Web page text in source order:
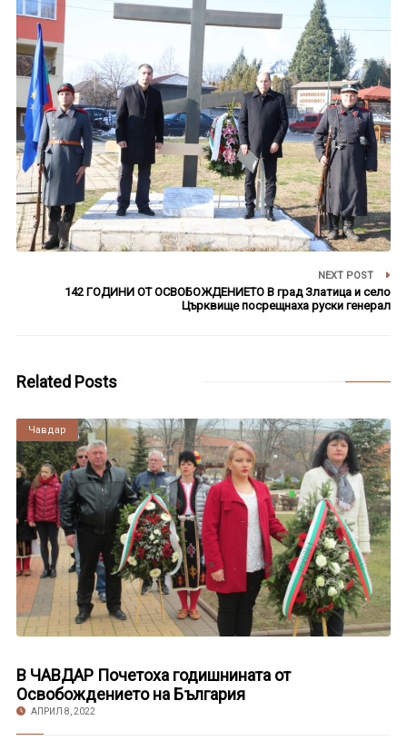
NEXT POST
142 ГОДИНИ ОТ ОСВОБОЖДЕНИЕТО В град Златица и село
Църквище посрещнаха руски генерал
Related Posts
Чавдар
В ЧАВДАР Почетоха годишнината от
Освобождението на България
АПРИЛ 8, 2022